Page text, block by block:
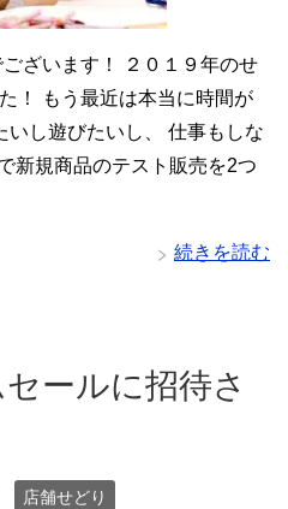
ざいます！ ２０１９年のせ
！ もう最近は本当に時間が
いし遊びたいし、 仕事もしな
新規商品のテスト販売を2つ
続きを読む
ールに招待さ
店舗せどり